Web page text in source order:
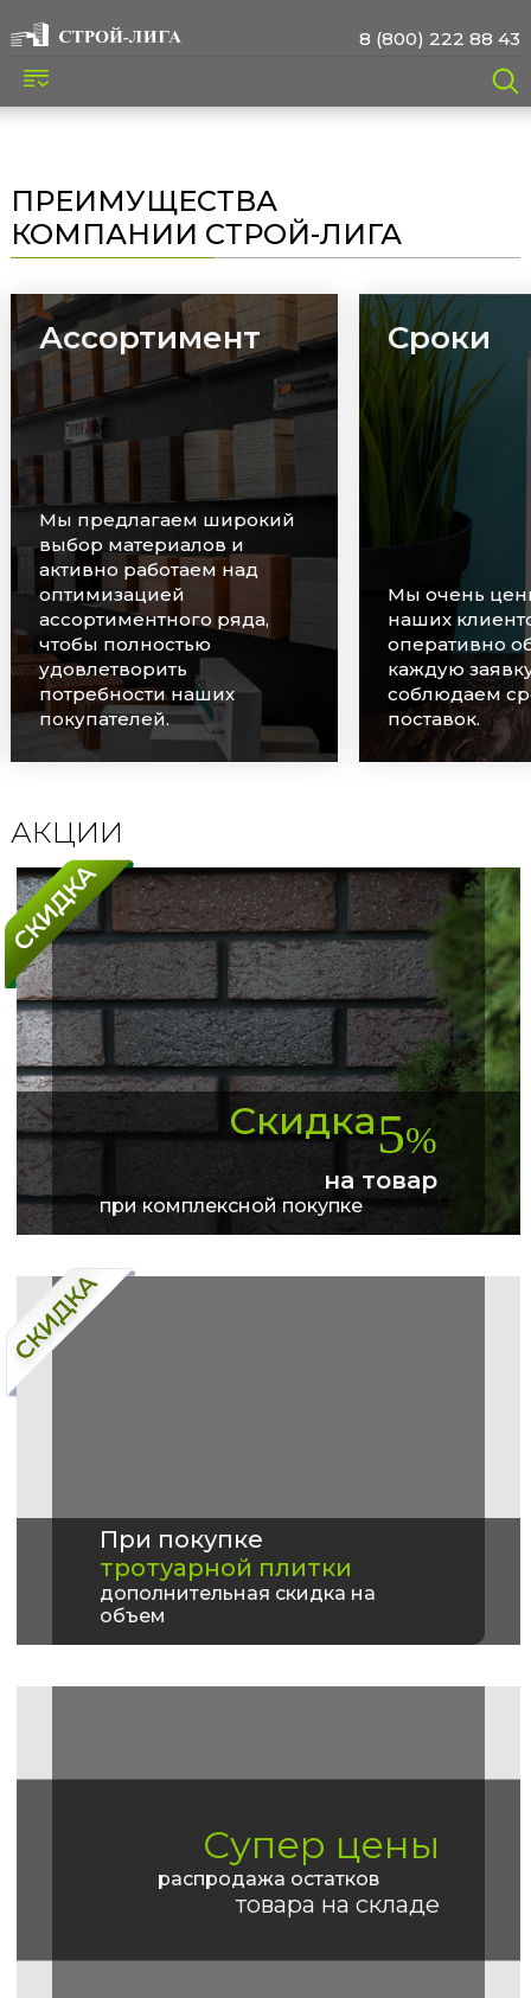
8 (800) 222 88 43
ПРЕИМУЩЕСТВА
КОМПАНИИ СТРОЙ-ЛИГА
Ассортимент
Мы предлагаем широкий
выбор материалов и
активно работаем над
оптимизацией
ассортиментного ряда,
чтобы полностью
удовлетворить
потребности наших
покупателей.
Сроки
Мы очень
наших
оперативно
каждую
соблюдаем
поставок.
АКЦИИ
Скидка5%
на товар
при комплексной покупке
При покупке
тротуарной плитки
дополнительная скидка на
объем
Супер цены
распродажа остатков
товара на складе